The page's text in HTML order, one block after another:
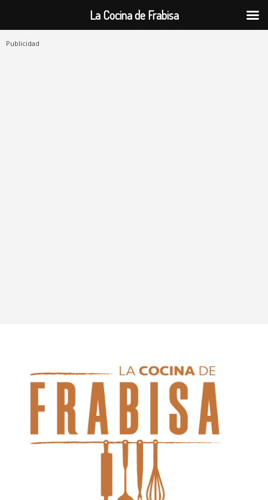
Publicidad
La Cocina de Frabisa